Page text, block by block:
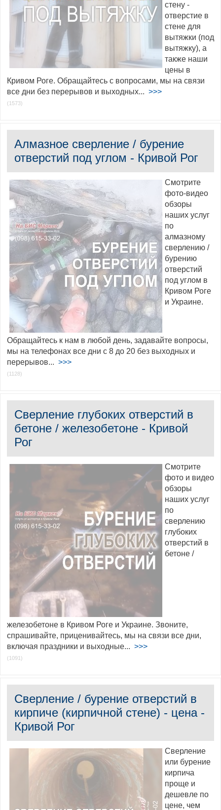
стену -
отверстие в
стене для
вытяжки (под
вытяжку), а
также наши
цены в
Кривом Роге. Обращайтесь с вопросами, мы на связи
все дни без перерывов и выходных... >>>
(1573)
Алмазное сверление / бурение
отверстий под углом - Кривой Рог
Смотрите
фото-видео
обзоры
наших услуг
по
алмазному
сверлению /
бурению
отверстий
под углом в
Кривом Роге
и Украине.
Обращайтесь к нам в любой день, задавайте вопросы,
мы на телефонах все дни с 8 до 20 без выходных и
перерывов... >>>
(1128)
Сверление глубоких отверстий в
бетоне / железобетоне - Кривой
Рог
Смотрите
фото и видео
обзоры
наших услуг
по
сверлению
глубоких
отверстий в
бетоне /
железобетоне в Кривом Роге и Украине. Звоните,
спрашивайте, приценивайтесь, мы на связи все дни,
включая праздники и выходные... >>>
(1091)
Сверление / бурение отверстий в
кирпиче (кирпичной стене) - цена -
Кривой Рог
Сверление
или бурение
кирпича
проще и
дешевле по
цене, чем